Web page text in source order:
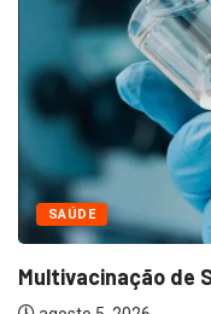
NEGÓCIOS